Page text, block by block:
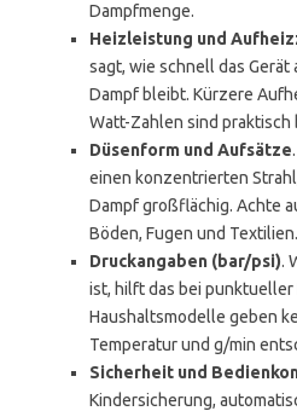
Dampfmenge.
Heizleistung und
sagt, wie schnell das
Dampf bleibt. Kürzere
Watt-Zahlen sind
Düsenform und Aufsätze
einen konzentrierten
Dampf großflächig. Achte
Böden, Fugen und Textilien.
Druckangaben (bar/psi).
ist, hilft das bei punktueller
Haushaltsmodelle geben
Temperatur und g/min
Sicherheit und
Kindersicherung,